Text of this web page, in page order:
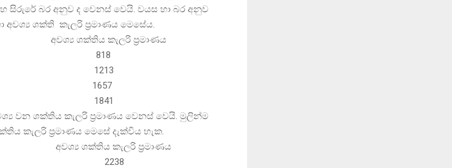
සිරුරේ බර අනුව ද වෙනස් වෙයි. වයස හා බර අනුව
අවශ්‍ය ශක්ති කැලරි ප්‍රමාණය මෙසේය.
ශක්තිය කැලරි ප්‍රමාණය
7.3 818
1213
1657
1841
වන ශක්තිය කැලරි ප්‍රමාණය වෙනස් වෙයි. මුලින්ම
කැලරි ප්‍රමාණය මෙසේ දැක්විය හැක.
ශක්තිය කැලරි ප්‍රමාණය
2238